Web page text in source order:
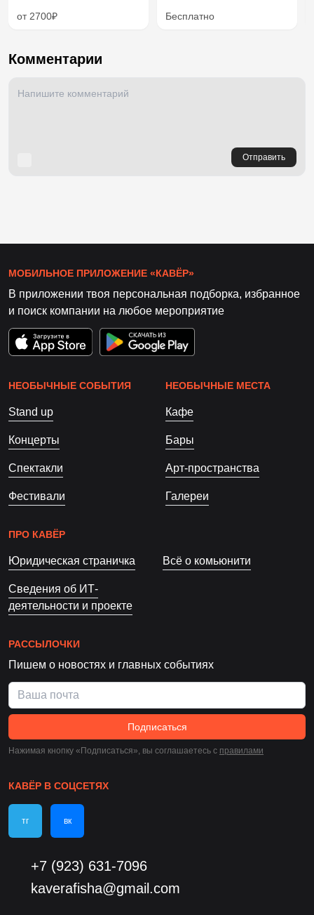
от 2700₽ Бесплатно
Комментарии
Отправить
МОБИЛЬНОЕ ПРИЛОЖЕНИЕ «КАВЁР»
В приложении твоя персональная подборка, избранное
и поиск компании на любое мероприятие
НЕОБЫЧНЫЕ СОБЫТИЯ
Stand up
Концерты
Спектакли
Фестивали
НЕОБЫЧНЫЕ МЕСТА
Кафе
Бары
Арт-пространства
Галереи
ПРО КАВЁР
Юридическая страничка Всё о комьюнити
Сведения об ИТ-
деятельности и проекте
РАССЫЛОЧКИ
Пишем о новостях и главных событиях
Подписаться
Нажимая кнопку «Подписаться», вы соглашаетесь c правилами
КАВЁР В СОЦСЕТЯХ
тг вк
+7 (923) 631-7096
kaverafisha@gmail.com